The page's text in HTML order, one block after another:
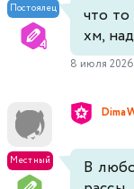
Постоялец
что
хм,
8 июля
Местный
В